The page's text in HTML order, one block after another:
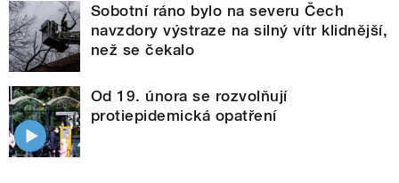
Sobotní ráno bylo na severu Čech
navzdory výstraze na silný vítr klidnější,
než se čekalo
Od 19. února se rozvolňují
protiepidemická opatření